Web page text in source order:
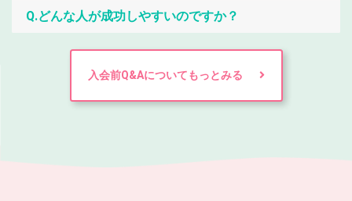
Q.どんな人が成功しやすいのですか？
入会前Q&Aについてもっとみる